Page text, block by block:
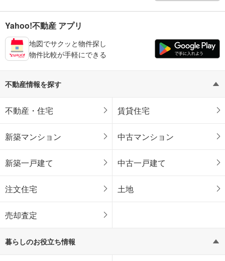
Yahoo!不動産 アプリ
地図でサクッと物件探し
物件比較が手軽にできる
不動産情報を探す
不動産・住宅 賃貸住宅
新築マンション 中古マンション
新築一戸建て 中古一戸建て
注文住宅 土地
売却査定
暮らしのお役立ち情報